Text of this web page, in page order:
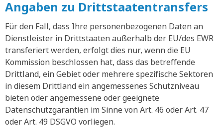
Angaben zu Drittstaatentransfers
Für den Fall, dass Ihre personenbezogenen Daten an
Dienstleister in Drittstaaten außerhalb der EU/des EWR
transferiert werden, erfolgt dies nur, wenn die EU
Kommission beschlossen hat, dass das betreffende
Drittland, ein Gebiet oder mehrere spezifische Sektoren
in diesem Drittland ein angemessenes Schutzniveau
bieten oder angemessene oder geeignete
Datenschutzgarantien im Sinne von Art. 46 oder Art. 47
oder Art. 49 DSGVO vorliegen.